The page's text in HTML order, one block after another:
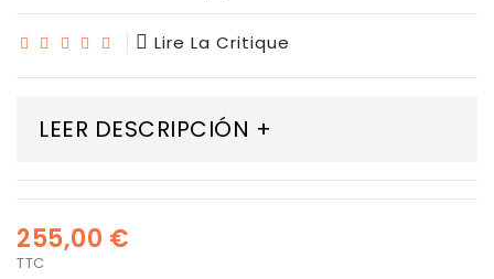
Lire La Critique
LEER DESCRIPCIÓN +
255,00 €
TTC